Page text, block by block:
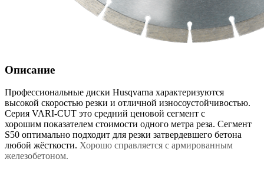
Описание
Профессиональные диски Husqvarna характеризуются
высокой скоростью резки и отличной износоустойчивостью.
Серия VARI-CUT это средний ценовой сегмент с
хорошим показателем стоимости одного метра реза. Сегмент
S50 оптимально подходит для резки затвердевшего бетона
любой жёсткости. Хорошо справляется с армированным
железобетоном.